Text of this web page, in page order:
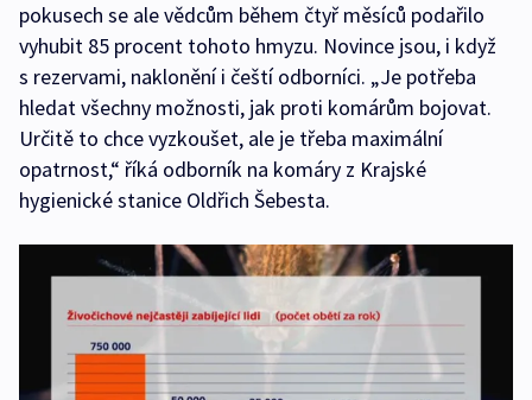
pokusech se ale vědcům během čtyř měsíců podařilo
vyhubit 85 procent tohoto hmyzu. Novince jsou, i když
s rezervami, naklonění i čeští odborníci. „Je potřeba
hledat všechny možnosti, jak proti komárům bojovat.
Určitě to chce vyzkoušet, ale je třeba maximální
opatrnost,“ říká odborník na komáry z Krajské
hygienické stanice Oldřich Šebesta.